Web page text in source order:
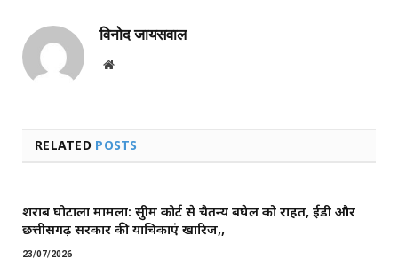
विनोद जायसवाल
Website
RELATED POSTS
शराब घोटाला मामला: सुप्रीम कोर्ट से चैतन्य बघेल को राहत, ईडी और
छत्तीसगढ़ सरकार की याचिकाएं खारिज,,
23/07/2026